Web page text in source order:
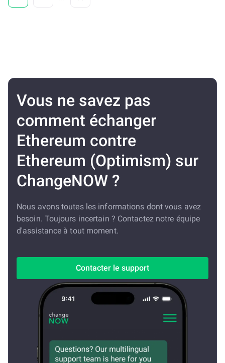
Vous ne savez pas
comment échanger
Ethereum contre
Ethereum (Optimism) sur
ChangeNOW ?
Nous avons toutes les informations dont vous avez
besoin. Toujours incertain ? Contactez notre équipe
d'assistance à tout moment.
Contacter le support